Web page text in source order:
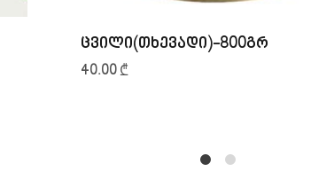
ცვილი(თხევადი)-800გრ
40.00 ₾